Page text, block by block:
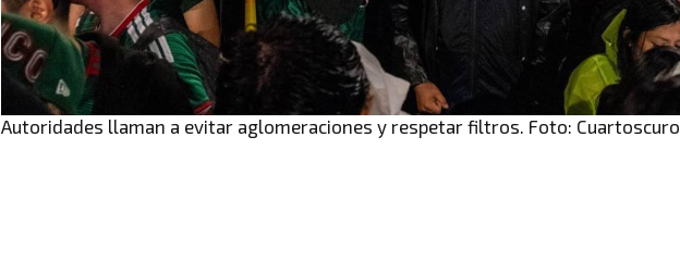
Autoridades llaman a evitar aglomeraciones y respetar filtros. Foto: Cuartoscuro